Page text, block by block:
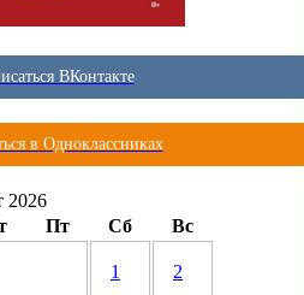
ВКонтакте
в Одноклассниках
2026
Пт Сб Вс
1 2